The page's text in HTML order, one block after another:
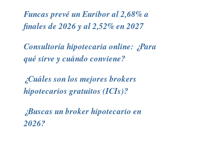
Funcas prevé un Euribor al 2,68% a
finales de 2026 y al 2,52% en 2027
Consultoría hipotecaria online: ¿Para
qué sirve y cuándo conviene?
¿Cuáles son los mejores brokers
hipotecarios gratuitos (ICIs)?
¿Buscas un broker hipotecario en
2026?